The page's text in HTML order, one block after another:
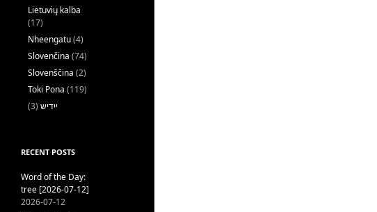
Lietuvių kalba
(17)
Nheengatu(4)
Slovenčina (74)
Slovenščina (2)
Toki Pona (119)
ייִדיש (3)
RECENT POSTS
Word of the Day:
tree [2026-07-12]
2026-07-12